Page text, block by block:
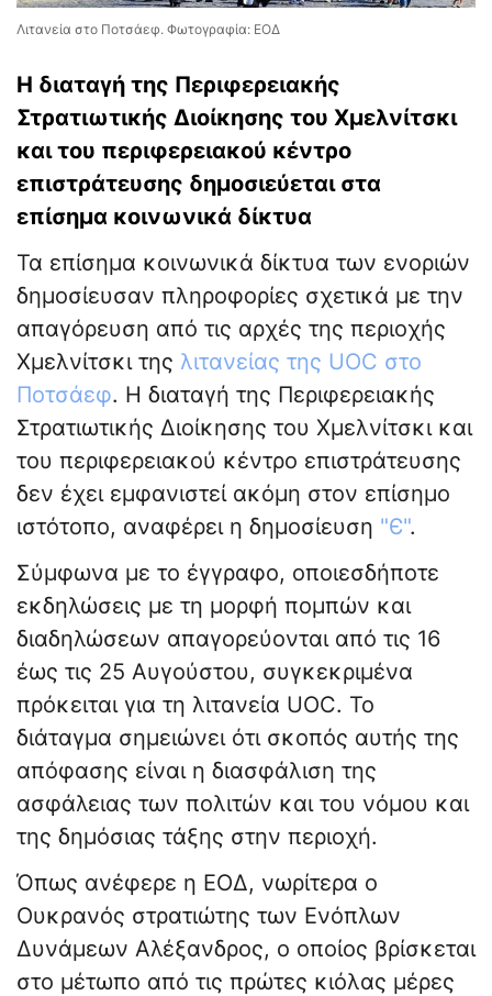
Λιτανεία στο Ποτσάεφ. Φωτογραφία: ΕΟΔ
Η διαταγή της Περιφερειακής
Στρατιωτικής Διοίκησης του Χμελνίτσκι
και του περιφερειακού κέντρο
επιστράτευσης δημοσιεύεται στα
επίσημα κοινωνικά δίκτυα
Τα επίσημα κοινωνικά δίκτυα των ενοριών
δημοσίευσαν πληροφορίες σχετικά με την
απαγόρευση από τις αρχές της περιοχής
Χμελνίτσκι της λιτανείας της UOC στο
Ποτσάεφ. Η διαταγή της Περιφερειακής
Στρατιωτικής Διοίκησης του Χμελνίτσκι και
του περιφερειακού κέντρο επιστράτευσης
δεν έχει εμφανιστεί ακόμη στον επίσημο
ιστότοπο, αναφέρει η δημοσίευση "Є".
Σύμφωνα με το έγγραφο, οποιεσδήποτε
εκδηλώσεις με τη μορφή πομπών και
διαδηλώσεων απαγορεύονται από τις 16
έως τις 25 Αυγούστου, συγκεκριμένα
πρόκειται για τη λιτανεία UOC. Το
διάταγμα σημειώνει ότι σκοπός αυτής της
απόφασης είναι η διασφάλιση της
ασφάλειας των πολιτών και του νόμου και
της δημόσιας τάξης στην περιοχή.
Όπως ανέφερε η ΕΟΔ, νωρίτερα ο
Ουκρανός στρατιώτης των Ενόπλων
Δυνάμεων Αλέξανδρος, ο οποίος βρίσκεται
στο μέτωπο από τις πρώτες κιόλας μέρες